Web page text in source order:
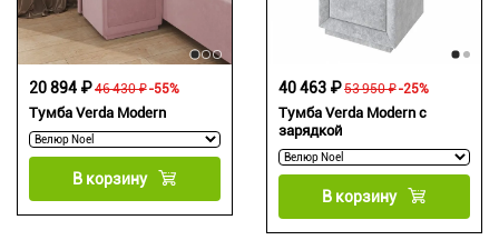
Тумба Verda Modern
46 430 ₽
20 894 ₽ -55%
В корзину
Тумба Verda Modern с
зарядкой
53 950 ₽
40 463 ₽ -25%
В корзину